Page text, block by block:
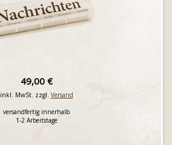
49,00 €
inkl. MwSt. zzgl. Versand
versandfertig innerhalb
1-2 Arbeitstage